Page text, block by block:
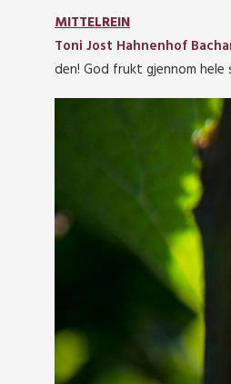
MITTELREIN
Toni Jost Hahnenhof
den! God frukt gjennom hele